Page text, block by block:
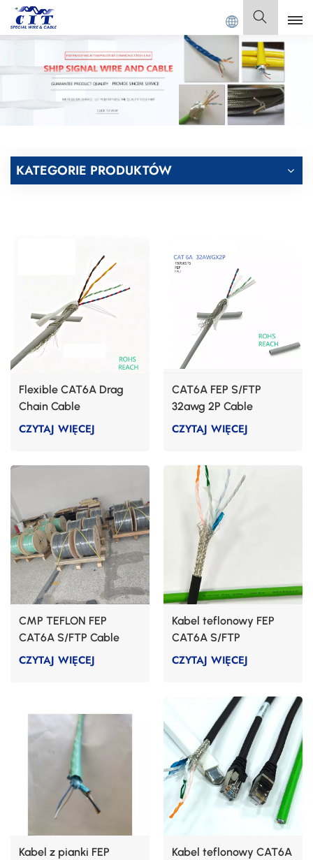
Witamy wGUANGDONG CIT SPECIAL CABLE Co., Ltd . Polski
English
Français
Italiano
KATEGORIE PRODUKTÓW
Flexible CAT6A Drag
Chain Cable
CZYTAJ WIĘCEJ
CAT6A FEP S/FTP
32awg 2P Cable
CZYTAJ WIĘCEJ
CMP TEFLON FEP
CAT6A S/FTP Cable
CZYTAJ WIĘCEJ
Kabel teflonowy FEP
CAT6A S/FTP
CZYTAJ WIĘCEJ
Kabel z pianki FEP
Kabel teflonowy CAT6A